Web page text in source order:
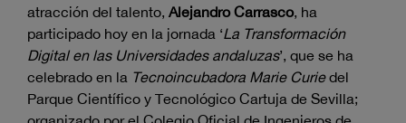
atracción del talento, Alejandro Carrasco, ha
participado hoy en la jornada ‘La Transformación
Digital en las Universidades andaluzas’, que se ha
celebrado en la Tecnoincubadora Marie Curiedel
Parque Científico y Tecnológico Cartuja de Sevilla;